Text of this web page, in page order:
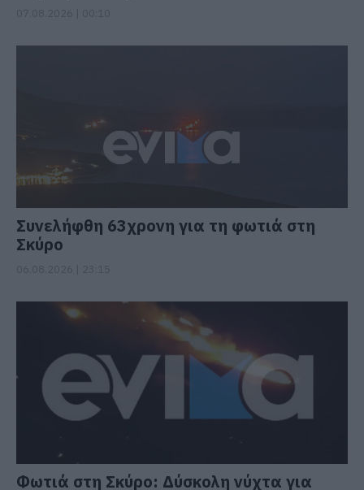
Συνελήφθη 63χρονη για τη φωτιά στη
Σκύρο
Φωτιά στη Σκύρο: Δύσκολη νύχτα για